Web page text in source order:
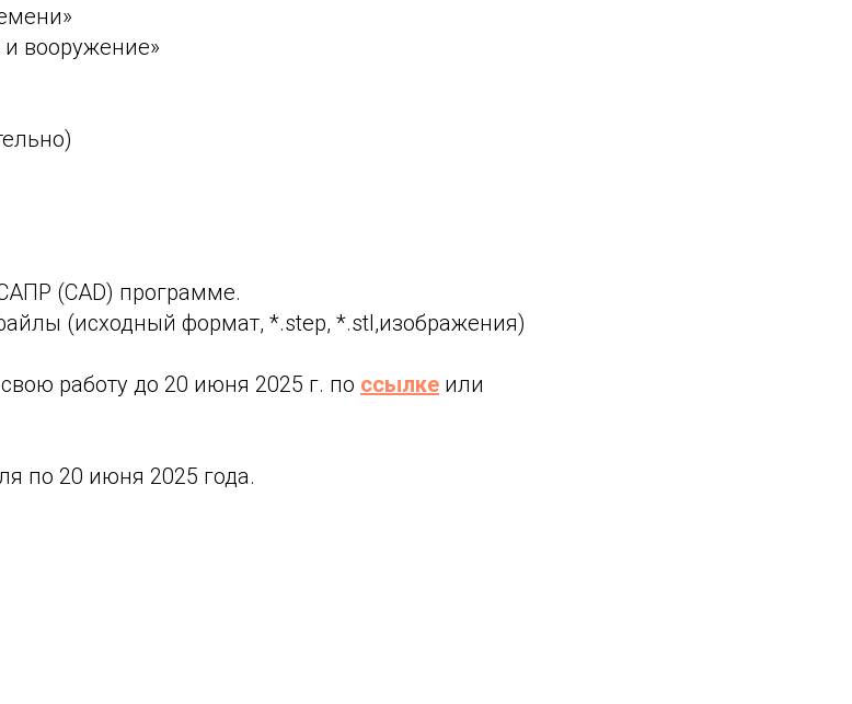
вооружение»
(CAD) программе.
(исходный формат, *.step, *.stl,изображения)
работу до 20 июня 2025 г. по ссылке или
по 20 июня 2025 года.